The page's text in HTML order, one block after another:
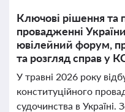
Ключові рішення та
провадженні
ювілейний форум,
та розгляд справ у
У травні 2026 року
конституційного
судочинства в Україні.